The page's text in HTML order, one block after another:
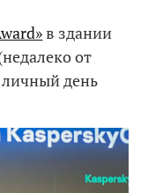
в здании
от
день